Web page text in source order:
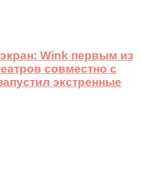
Wink первым из
совместно с
экстренные